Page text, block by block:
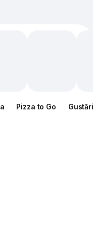
Pizza to Go Gustări